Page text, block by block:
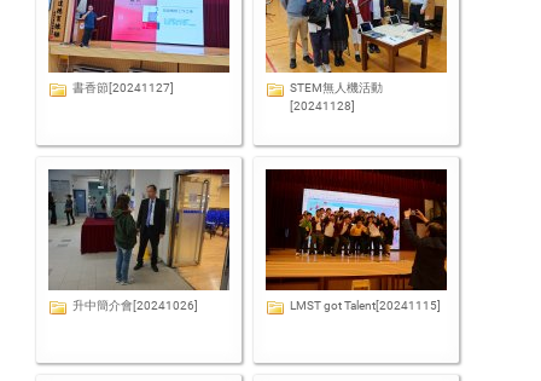
書香節[20241127]
STEM無人機活動
[20241128]
升中簡介會[20241026] LMST got Talent[20241115]